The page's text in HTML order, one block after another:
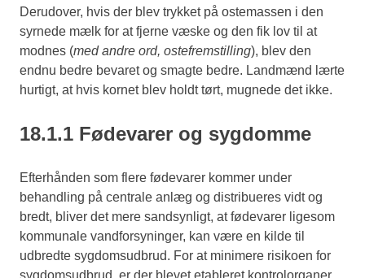
Derudover, hvis der blev trykket på ostemassen i den
syrnede mælk for at fjerne væske og den fik lov til at
modnes (med andre ord, ostefremstilling), blev den
endnu bedre bevaret og smagte bedre. Landmænd lærte
hurtigt, at hvis kornet blev holdt tørt, mugnede det ikke.
18.1.1 Fødevarer og sygdomme
Efterhånden som flere fødevarer kommer under
behandling på centrale anlæg og distribueres vidt og
bredt, bliver det mere sandsynligt, at fødevarer ligesom
kommunale vandforsyninger, kan være en kilde til
udbredte sygdomsudbrud. For at minimere risikoen for
sygdomsudbrud, er der blevet etableret kontrolorganer,